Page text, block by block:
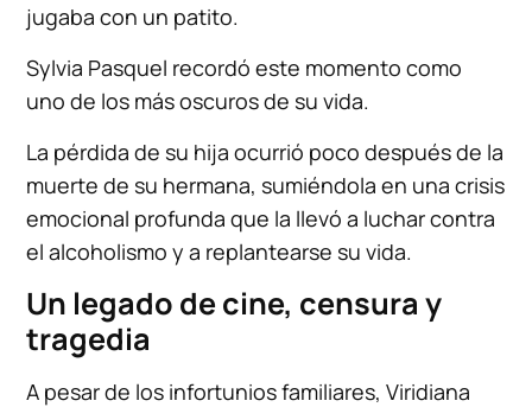
jugaba con un patito.
Sylvia Pasquel recordó este momento como
uno de los más oscuros de su vida.
La pérdida de su hija ocurrió poco después de la
muerte de su hermana, sumiéndola en una crisis
emocional profunda que la llevó a luchar contra
el alcoholismo y a replantearse su vida.
Un legado de cine, censura y
tragedia
A pesar de los infortunios familiares, Viridiana